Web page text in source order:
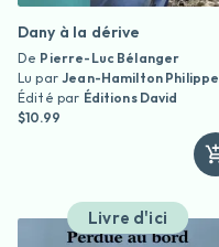
Dany à la dérive
De Pierre-Luc Bélanger
Lu parJean-Hamilton Philippe
Édité par Éditions David
$10.99
Livre d'ici